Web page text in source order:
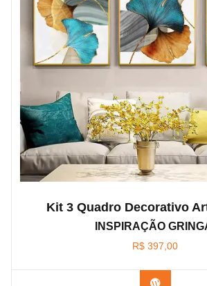
Kit 3 Quadro Decorativo
INSPIRAÇÃO
R$ 397,00
Confira